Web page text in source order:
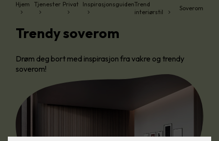
Hjem Tjenester Privat InspirasjonsguidenTrend
interiørstil
Soverom
Trendy soverom
Drøm deg bort med inspirasjon fra vakre og trendy
soverom!